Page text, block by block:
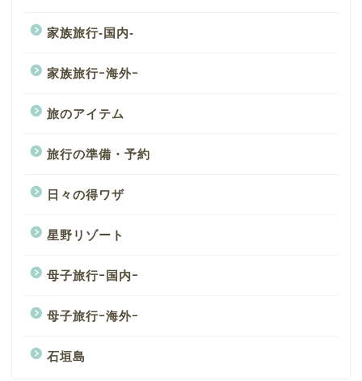
家族旅行-国内-
家族旅行ｰ海外ｰ
旅のアイテム
旅行の準備・予約
日々の得ワザ
星野リゾート
母子旅行ｰ国内ｰ
母子旅行ｰ海外ｰ
石垣島